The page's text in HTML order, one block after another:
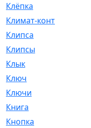
Клёпка
Климат-контроль
Клипса
Клипсы
Клык
Ключ
Ключи
Книга
Кнопка